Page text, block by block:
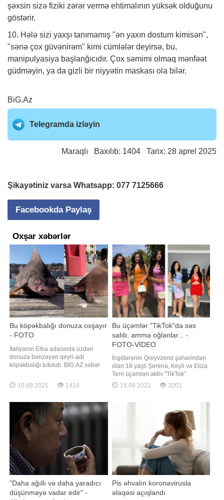
şəxsin sizə fiziki zərər vermə ehtimalının yüksək olduğunu
göstərir.
10. Hələ sizi yaxşı tanımamış "ən yaxın dostum kimisən",
"sənə çox güvənirəm" kimi cümlələr deyirsə, bu,
manipulyasiya başlanğıcıdır. Çox səmimi olmaq mənfəət
güdməyin, ya da gizli bir niyyətin maskası ola bilər.
BiG.Az
Telegramda izləyin
Maraqlı Baxılıb: 1404 Tarix: 28 aprel 2025
Şikayətiniz varsa Whatsapp: 077 7125666
Facebookda Paylaş
Oxşar xəbərlər
Bu köpəkbalığı donuza oxşayır
- FOTO
İtaliyanın Elba adasında üzdən
donuza bənzəyən qeyri-adi
köpəkbalığı tutulub. BİG.AZ xəbər
yazır. "Donuz-kopəkbalığı" kimi
tanınan və nəsli kəsilmək üzrə olan
okeanariumun əməkdaşı Yuri
Tibertonun sözlərinə görə
10.09.2021 1424
Bu üçəmlər "TikTok"da səs
salıb, amma oğlanlar... -
FOTO-VİDEO
İngiltərənin Qreyvzend şəhərindən
olan 18 yaşlı Şerena, Keyli və Eliza
Terri üçəmləri aktiv "TikTok"
istifadəçiləridirlər. BİG.AZ xəbər
verir ki, onlar barədə "Daily Mirror"
bildiriblər ki, oğlanlar çox vaxt
16.09.2021 3201
"Daha ağıllı və daha yaradıcı
düşünməyə vadar edir" -
Pis əhvalın koronavirusla
əlaqəsi açıqlandı